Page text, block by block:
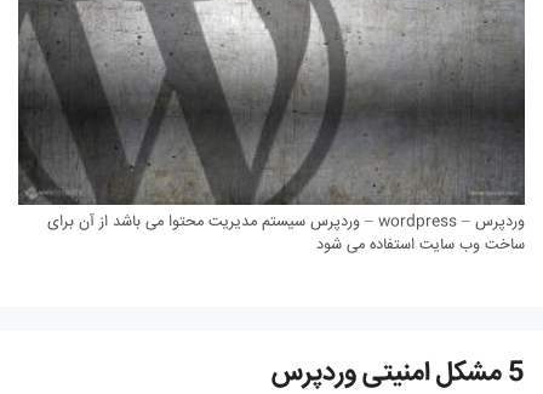
وردپرس – wordpress – وردپرس سیستم مدیریت محتوا می باشد از آن برای
ساخت وب سایت استفاده می شود
5 مشکل امنیتی وردپرس